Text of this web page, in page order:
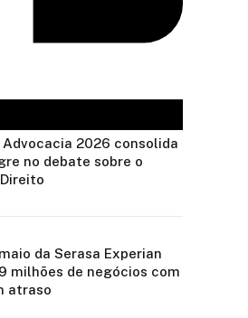
Advocacia 2026 consolida
no debate sobre o
da Serasa Experian
milhões de negócios com
atraso